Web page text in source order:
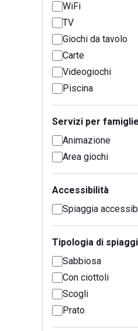
WiFi
TV
Giochi da tavolo
Carte
Videogiochi
Piscina
Servizi per famiglie
Animazione
Area giochi
Accessibilità
Spiaggia
Tipologia di
Sabbiosa
Con ciottoli
Scogli
Prato